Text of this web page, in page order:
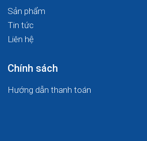
Sản phẩm
Tin tức
Liên hệ
Chính sách
Hướng dẫn thanh toán